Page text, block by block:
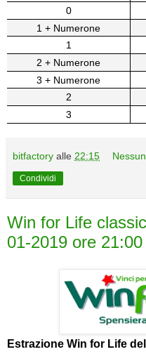
0
1 + Numerone
1
2 + Numerone
3 + Numerone
2
3
bitfactory alle 22:15
Condividi
Win for Life
01-2019 ore 21:00
Estrazione Win for Life del